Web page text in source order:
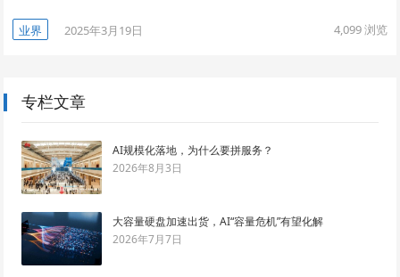
业界 2025年3月19日 4,099浏览
专栏文章
AI规模化落地，为什么要拼服务？
2026年8月3日
大容量硬盘加速出货，AI“容量危机”有望化解
2026年7月7日